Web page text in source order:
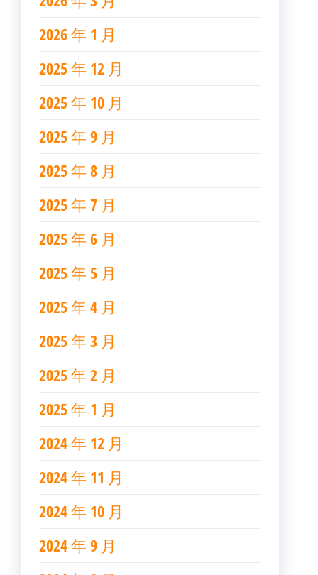
2026 年 1 月
2025 年 12 月
2025 年 10 月
2025 年 9 月
2025 年 8 月
2025 年 7 月
2025 年 6 月
2025 年 5 月
2025 年 4 月
2025 年 3 月
2025 年 2 月
2025 年 1 月
2024 年 12 月
2024 年 11 月
2024 年 10 月
2024 年 9 月